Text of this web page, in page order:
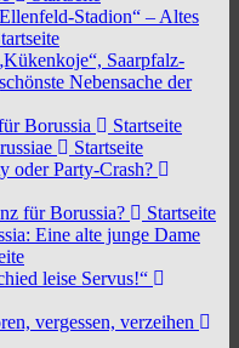
Stadion“ – Altes
Saarpfalz-
Nebensache der
Borussia
Startseite
Startseite
oder Party-Crash?
für Borussia?
Startseite
Eine alte junge Dame
leise Servus!“
vergessen, verzeihen